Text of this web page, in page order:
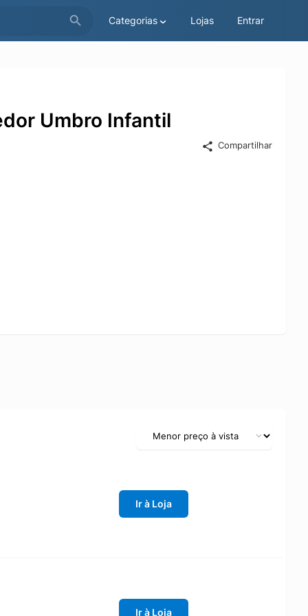
Categorias Lojas Entrar
Umbro Infantil
Compartilhar
Ir à Loja
Ir à Loja